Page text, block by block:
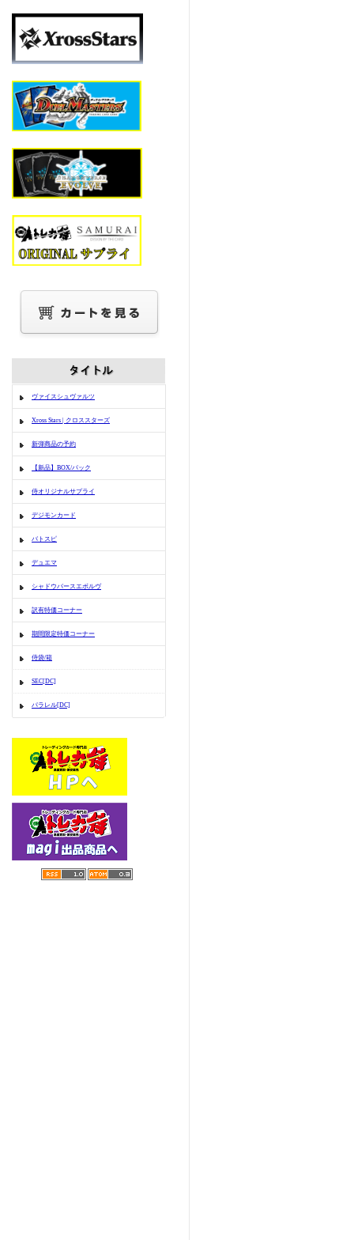
ヴァイスシュヴァルツ
Xross Stars | クロススターズ
新弾商品の予約
【新品】BOX/パック
侍オリジナルサプライ
デジモンカード
バトスピ
デュエマ
シャドウバースエボルヴ
訳有特価コーナー
期間限定特価コーナー
侍袋/箱
SEC[DC]
パラレル[DC]